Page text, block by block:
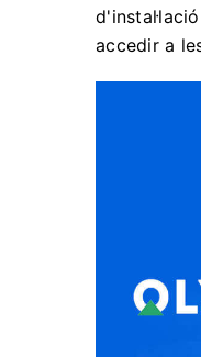
accedir a